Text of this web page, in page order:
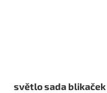
světlo sada blikaček